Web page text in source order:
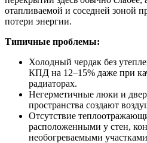
отапливаемой и соседней зоной
потери энергии.
Типичные проблемы:
Холодный чердак без
КПД на 12–15% даже при
радиаторах.
Негерметичные люки и
пространства создают
Отсутствие
расположенными у стен,
необогреваемыми